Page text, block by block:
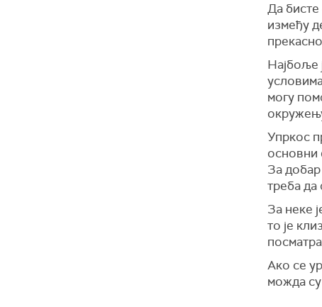
Да
између
Најбоље
могу
Упркос
основни
За добар
треба да
За неке
то је
Ако се
можда